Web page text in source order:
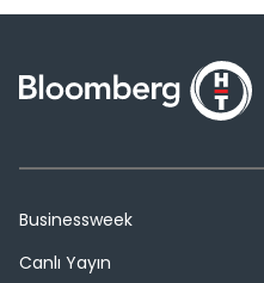
Businessweek
Canlı Yayın